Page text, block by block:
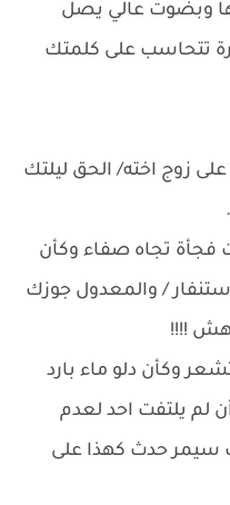
وبضوت عالي يصل
تتحاسب على كلمتك
زوج اخته/ الحق ليلتك
تجاه صفاء وكأن
/ والمعدول جوزك
!!!!
وكأن دلو ماء بارد
لم يلتفت احد لعدم
سيمر حدث كهذا على